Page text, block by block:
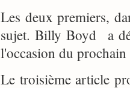
Les deux premiers,
sujet. Billy Boyd a
l'occasion du
Le troisième article